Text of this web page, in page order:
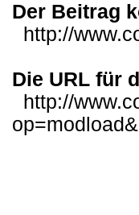
Der Beitrag
http://
Die URL für
http://